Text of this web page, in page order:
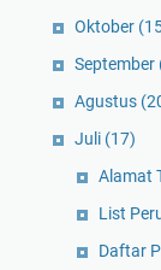
Oktober
September
Agustus
Juli (17)
Alamat
List
Daftar